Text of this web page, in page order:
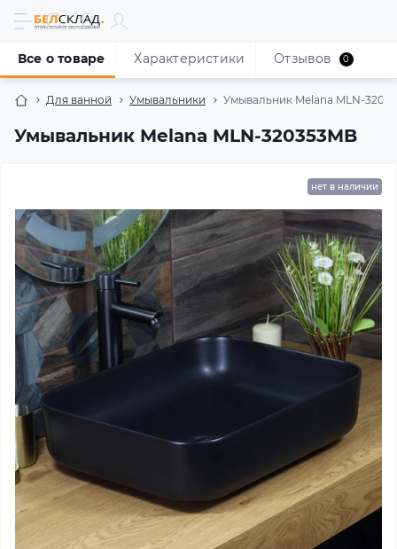
Для ванной Умывальники Умывальник Melana MLN-
Умывальник Melana MLN-320353MB
Все о товаре Характеристики Отзывов 0
нет в наличии